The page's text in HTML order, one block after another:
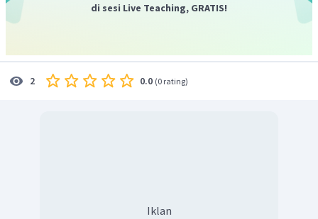
di sesi Live Teaching, GRATIS!
2 0.0 (0 rating)
Iklan